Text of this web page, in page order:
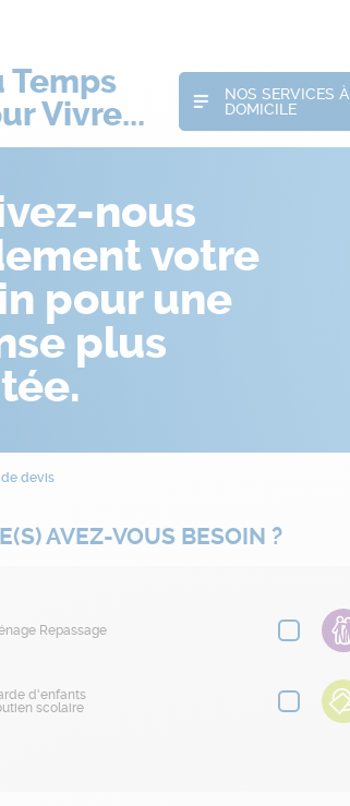
Temps
Vivre...
NOS SERVICES À
DOMICILE
nous
votre
pour une
plus
devis
AVEZ-VOUS BESOIN ?
Repassage
d'enfants
scolaire